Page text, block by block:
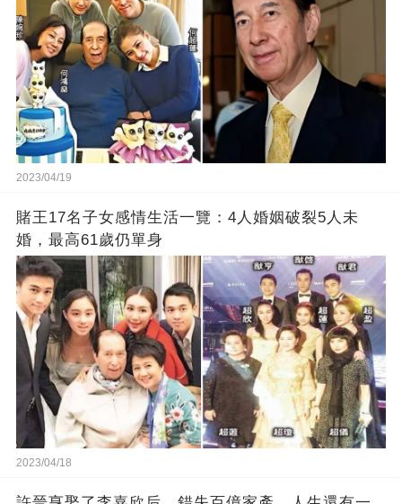
2023/04/19
賭王17名子女感情生活一覽：4人婚姻破裂5人未
婚，最高61歲仍單身
2023/04/18